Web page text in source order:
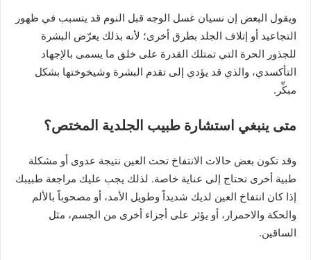
ويقول البعض إن نسيان غسل الوجه قبل النوم قد يتسبب في ظهور
التجاعيد أو إتلاف الجلد بطرق أخرى؛ لأنه بذلك يعرّض البشرة
للجذور الحرة التي تمتلك القدرة على خلق ما يسمى بالإجهاد
التأكسدي، والذي قد يؤدي إلى تقدم البشرة وشيخوختها بشكل
مبكِّر.
متى ينبغي استشارة طبيب الجلدية المختص؟
وقد تكون بعض حالات الانتفاخ تحت العين نتيجة عدوى أو مشكلة
طبية أخرى تحتاج إلى عناية خاصة. لذلك يجب عليك مراجعة طبيبك
إذا كان انتفاخ العين لديك شديداً وطويل الأمد، أو مصحوباً بالألم
والحكة والاحمرار، أو يؤثر على أجزاء أخرى من الجسم، مثل
الساقين.